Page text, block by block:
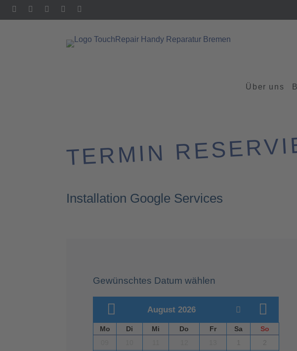
Über uns
TERMIN
Installation Google Services
Gewünschtes Datum wählen
August 2026
Mo Di Mi Do Fr Sa
So